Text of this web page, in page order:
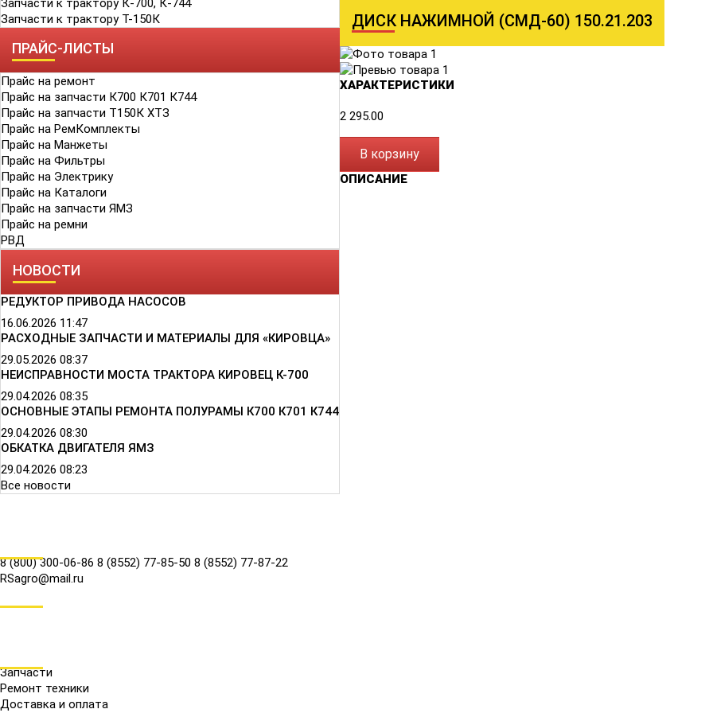
Запчасти к трактору К-700, К-744
Запчасти к трактору Т-150К
ПРАЙС-ЛИСТЫ
Прайс на ремонт
Прайс на запчасти К700 К701 К744
Прайс на запчасти Т150К ХТЗ
Прайс на РемКомплекты
Прайс на Манжеты
Прайс на Фильтры
Прайс на Электрику
Прайс на Каталоги
Прайс на запчасти ЯМЗ
Прайс на ремни
РВД
НОВОСТИ
РЕДУКТОР ПРИВОДА НАСОСОВ
16.06.2026 11:47
РАСХОДНЫЕ ЗАПЧАСТИ И МАТЕРИАЛЫ ДЛЯ «КИРОВЦА»
29.05.2026 08:37
НЕИСПРАВНОСТИ МОСТА ТРАКТОРА КИРОВЕЦ К-700
29.04.2026 08:35
ОСНОВНЫЕ ЭТАПЫ РЕМОНТА ПОЛУРАМЫ К700 К701 К744
29.04.2026 08:30
ОБКАТКА ДВИГАТЕЛЯ ЯМЗ
29.04.2026 08:23
Все новости
ДИСК НАЖИМНОЙ (СМД-60) 150.21.203
ХАРАКТЕРИСТИКИ
2 295.00
В корзину
ОПИСАНИЕ
8 (800) 300-06-86 8 (8552) 77-85-50 8 (8552) 77-87-22
RSagro@mail.ru
Запчасти
Ремонт техники
Доставка и оплата